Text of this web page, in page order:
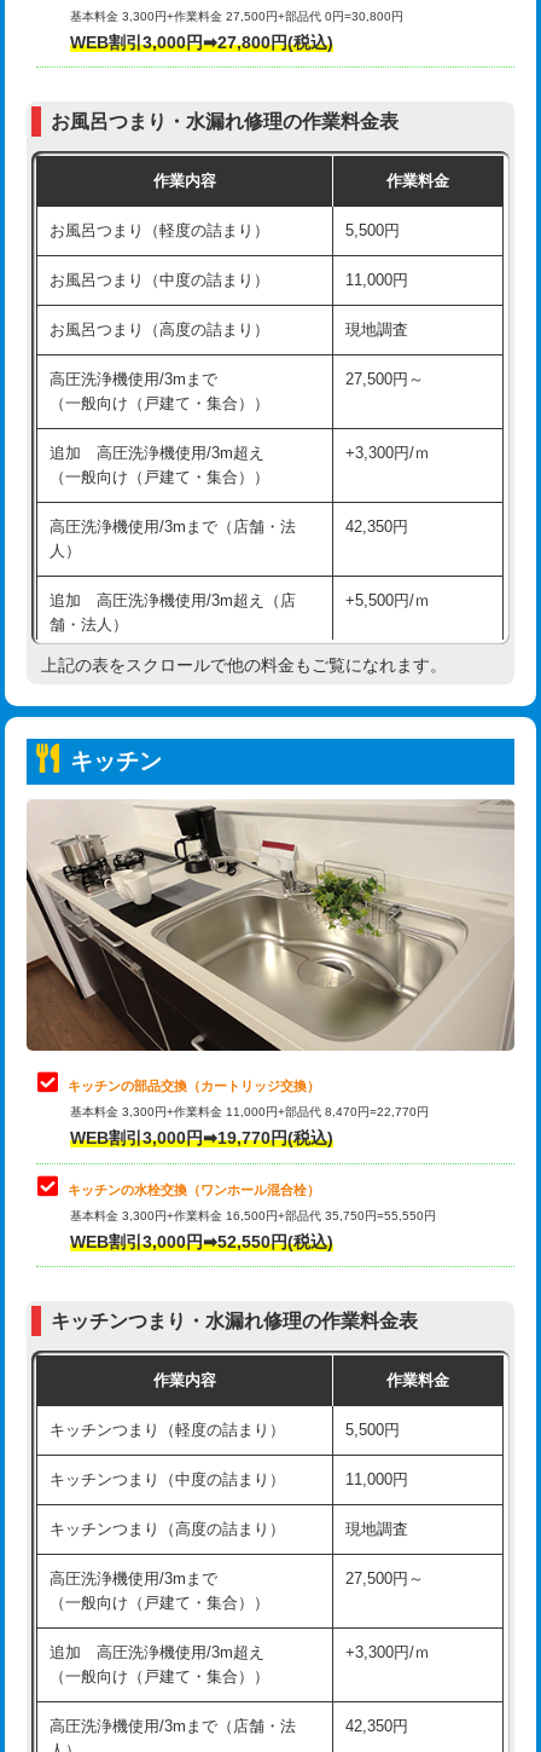
交換・取付（タンク）
交換・取付（普通便座） 11,000円+材料費
交換・取付（温水洗浄便座） 16,500円+材料費
交換・取付(単水栓（壁付・デッキ
式）)
13,200円+材料費
交換・取付(混合水栓（壁付・デッキ
式・ワンホール）)
16,500円+材料費
交換・取付(排水栓・排水トラップ
（P/S/ポップアップ））
22,000円+材料費
交換・取付（その他部品） 11,000円+材料費
持込商品取付（単水栓） 13,200円
持込商品取付（混合水栓）
持込商品取付（浄水器・分岐水栓） 16,500円
持込商品取付（温水洗浄便座） 22,000円
持込商品取付（普通便座⇔温水洗浄便
22,000円
給水管工事※（ホール加工)
給水管工事※（バンド止め) 3,300円
給水管工事※（支持金具設置) 5,500円
給水管工事※（保温材使用（バンド止
め込み）)
5,500円
給水管工事※（土の掘削・埋め戻し作
11,000円
給水管工事※（塩ビ管（VP・HI）使
用/3ｍまで)
給水管工事※（塩ビ管（VP・HI）使
用（追加）/3ｍ超え)
給水管工事※（ライニング鋼管・銅
管・ポリ管・HT管使用/3ｍまで)
44,000円
管・ポリ管・HT管使用/3ｍ超え)
排水管工事（土の掘削・埋め戻し作
11,000円~
排水管工事（排水管工事/3ｍまで） 55,000円
排水管工事（追加 排水管工事/3ｍ超
+11,000円
マス交換（深さ50㎝未満）
マス交換（深さ50㎝以上） 66,000円
コンクリート斫り（厚さ10㎝まで）
基本料金 3,300円+作業料金 27,500円+部品代 0円=30,800円
WEB割引3,000円➡27,800円(税込)
お風呂つまり・水漏れ修理の作業料金表
作業内容 作業料金
お風呂つまり（軽度の詰まり） 5,500円
お風呂つまり（中度の詰まり） 11,000円
お風呂つまり（高度の詰まり） 現地調査
高圧洗浄機使用/3mまで
（一般向け（戸建て・集合））
27,500円～
追加 高圧洗浄機使用/3m超え
（一般向け（戸建て・集合））
+3,300円/ｍ
高圧洗浄機使用/3mまで（店舗・法
人）
42,350円
追加 高圧洗浄機使用/3m超え（店
舗・法人）
+5,500円/ｍ
高度高圧洗浄換 現地調査
トーラー機使用/3mまで
追加トーラー機使用/3m超え +3,300円
カメラ調査 33,000円
桝清掃 8,800円
止水・漏水調査・防水処理・清掃・修
理・調整・分解・加工など（軽作業）
11,000円
止水・漏水調査・防水処理・清掃・修
理・調整・分解・加工など（中作業）
22,000円
止水・漏水調査・防水処理・清掃・修
理・調整・分解・加工など（重作業）
33,000円
お風呂タンク脱着
その他部品の脱着
式・ワンホール）)
交換・取付(排水栓・排水トラップ
22,000円+材料費
持込商品取付（単水栓）
持込商品取付（混合水栓） 16,500円
上記の表をスクロールで他の料金もご覧になれます。
キッチン
キッチンの部品交換（カートリッジ交換）
基本料金 3,300円+作業料金 11,000円+部品代 8,470円=22,770円
WEB割引3,000円➡19,770円(税込)
キッチンの水栓交換（ワンホール混合栓）
基本料金 3,300円+作業料金 16,500円+部品代 35,750円=55,550円
WEB割引3,000円➡52,550円(税込)
キッチンつまり・水漏れ修理の作業料金表
作業内容 作業料金
キッチンつまり（軽度の詰まり） 5,500円
キッチンつまり（中度の詰まり） 11,000円
キッチンつまり（高度の詰まり） 現地調査
高圧洗浄機使用/3mまで
（一般向け（戸建て・集合））
27,500円～
追加 高圧洗浄機使用/3m超え
（一般向け（戸建て・集合））
+3,300円/ｍ
高圧洗浄機使用/3mまで（店舗・法
42,350円